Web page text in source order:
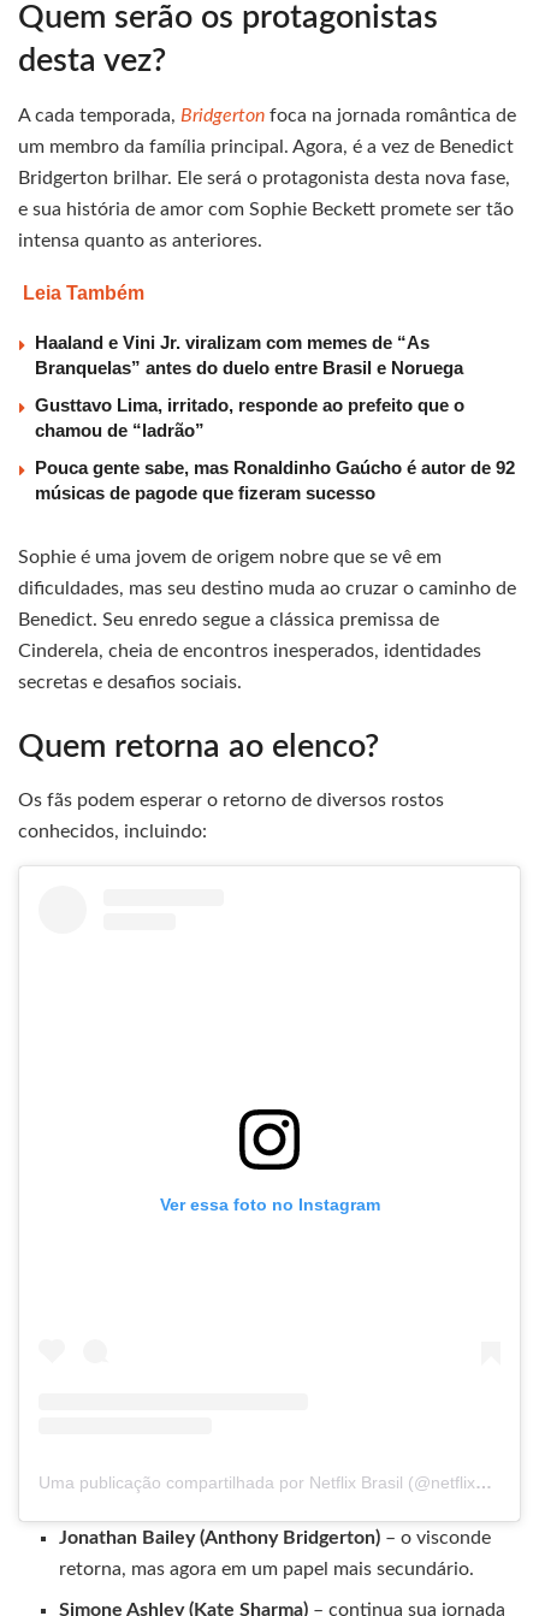
Quem serão os protagonistas
desta vez?
A cada temporada, Bridgerton foca na jornada romântica de
um membro da família principal. Agora, é a vez de Benedict
Bridgerton brilhar. Ele será o protagonista desta nova fase,
e sua história de amor com Sophie Beckett promete ser tão
intensa quanto as anteriores.
Leia Também
Haaland e Vini Jr. viralizam com memes de “As
Branquelas” antes do duelo entre Brasil e Noruega
Gusttavo Lima, irritado, responde ao prefeito que o
chamou de “ladrão”
Pouca gente sabe, mas Ronaldinho Gaúcho é autor de 92
músicas de pagode que fizeram sucesso
Sophie é uma jovem de origem nobre que se vê em
dificuldades, mas seu destino muda ao cruzar o caminho de
Benedict. Seu enredo segue a clássica premissa de
Cinderela, cheia de encontros inesperados, identidades
secretas e desafios sociais.
Quem retorna ao elenco?
Os fãs podem esperar o retorno de diversos rostos
conhecidos, incluindo:
Ver essa foto no Instagram
Uma publicação compartilhada por Netflix Brasil (@netflixbrasil)
Jonathan Bailey (Anthony Bridgerton) – o visconde
retorna, mas agora em um papel mais secundário.
Simone Ashley (Kate Sharma) – continua sua jornada